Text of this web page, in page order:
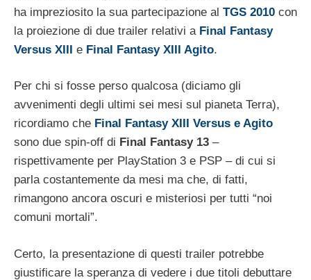
ha impreziosito la sua partecipazione al TGS 2010 con
la proiezione di due trailer relativi a Final Fantasy
Versus XIII e Final Fantasy XIII Agito.
Per chi si fosse perso qualcosa (diciamo gli
avvenimenti degli ultimi sei mesi sul pianeta Terra),
ricordiamo che Final Fantasy XIII Versus e Agito
sono due spin-off di Final Fantasy 13 –
rispettivamente per PlayStation 3 e PSP – di cui si
parla costantemente da mesi ma che, di fatti,
rimangono ancora oscuri e misteriosi per tutti “noi
comuni mortali”.
Certo, la presentazione di questi trailer potrebbe
giustificare la speranza di vedere i due titoli debuttare